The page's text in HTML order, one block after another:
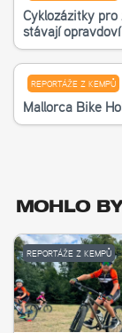
Cyklozážitky
stávají
REPORTÁŽE Z KEMPŮ
Mallorca Bike
MOHLO
REPORTÁŽE Z KEMPŮ